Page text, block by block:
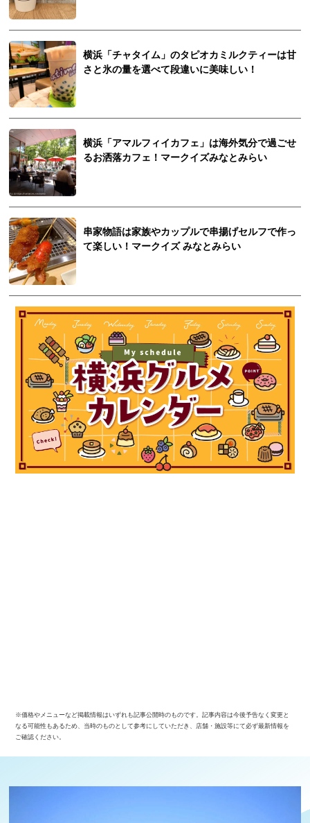
横浜「チャタイム」のタピオカミルクティーは甘
さと氷の量を選べて段違いに美味しい！
横浜「アマルフィイカフェ」は海外気分で過ごせ
るお洒落カフェ！マークイズみなとみらい
串家物語は家族やカップルで串揚げセルフで作っ
て楽しい！マークイズ みなとみらい
※価格やメニューなど掲載情報はいずれも記事公開時のものです。記事内容は今後予告なく変更と
なる可能性もあるため、当時のものとして参考にしていただき、店舗・施設等にて必ず最新情報を
ご確認ください。